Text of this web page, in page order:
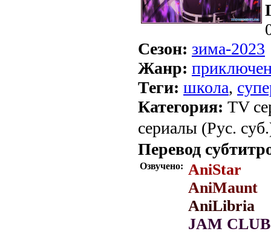
Сезон: зима-2023
Жанр:
Теги: школа,
Категория: TV
сериалы (Рус.
Перевод
Озвучено: AniStar
AniMaunt
AniLibria
JAM CLUB